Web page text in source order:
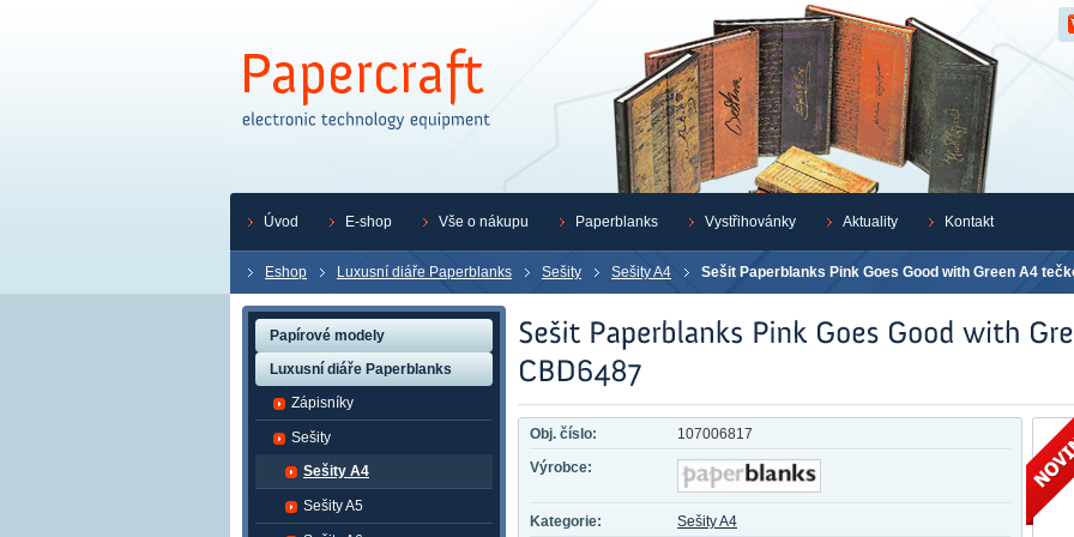
Eshop Luxusní diáře Paperblanks Sešity Sešity A4 Sešit Paperblanks Pink Goes Good with Green A4
Obj. číslo:
107006817
Výrobce:
Kategorie:
Sešity A4
Papírové modely
Luxusní diáře Paperblanks
Zápisníky
Sešity
Sešity A4
Sešity A5
Úvod E-shop Vše o nákupu Paperblanks Vystřihovánky Aktuality Kontakt